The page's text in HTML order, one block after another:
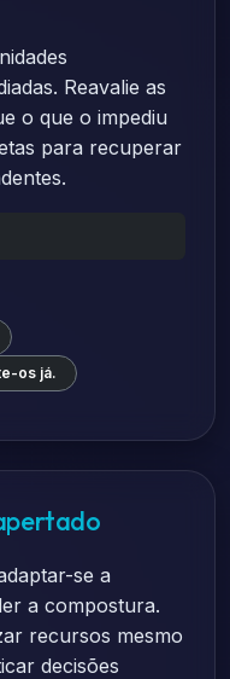
Reavalie as
o que o impediu
para recuperar
os já.
se a
a compostura.
recursos mesmo
decisões